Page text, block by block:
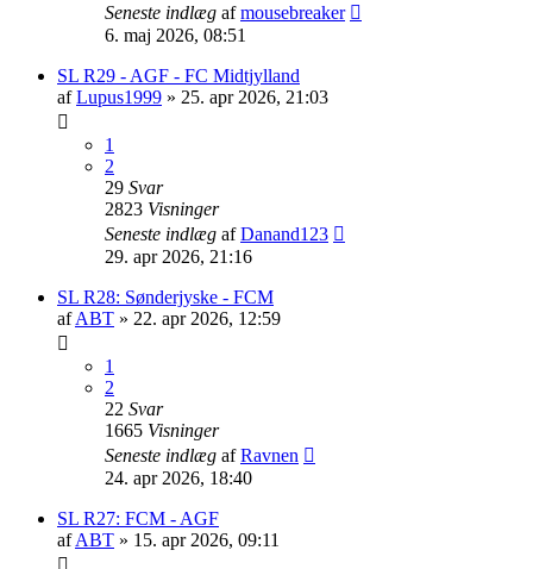
Seneste indlæg afmousebreaker
6. maj 2026, 08:51
SL R29 - AGF - FC Midtjylland
afLupus1999 » 25. apr 2026, 21:03
1
2
29 Svar
2823 Visninger
Seneste indlæg afDanand123
29. apr 2026, 21:16
SL R28: Sønderjyske - FCM
afABT » 22. apr 2026, 12:59
1
2
22 Svar
1665 Visninger
Seneste indlæg afRavnen
24. apr 2026, 18:40
SL R27: FCM - AGF
afABT » 15. apr 2026, 09:11